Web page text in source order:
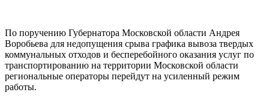
По поручению Губернатора Московской области Андрея
Воробьева для недопущения срыва графика вывоза твердых
коммунальных отходов и бесперебойного оказания услуг по
транспортированию на территории Московской области
региональные операторы перейдут на усиленный режим
работы.